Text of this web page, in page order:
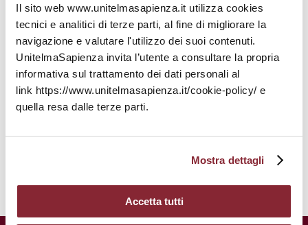
Il sito web www.unitelmasapienza.it utilizza cookies
tecnici e analitici di terze parti, al fine di migliorare la
navigazione e valutare l'utilizzo dei suoi contenuti.
UnitelmaSapienza invita l’utente a consultare la propria
informativa sul trattamento dei dati personali al
link https://www.unitelmasapienza.it/cookie-policy/ e
quella resa dalle terze parti.
Mostra dettagli
Accetta tutti
delle imprese verso una rinnovata responsabilità
sociale e ambientale d’impresa, le problematiche
mondiali legate alla filiera agro-alimentare e al
consumo del cibo, ed, infine, le conseguenze del
gap di genere.
Link alla diretta